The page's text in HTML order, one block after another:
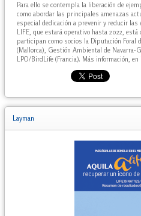
Para ello se contempla la liberación de
como abordar las principales amenazas
especial dedicación a prevenir y reducir las
LIFE, que estará operativo hasta 2022,
participan como socios la Diputación Foral
(Mallorca), Gestión Ambiental de Navarra-
LPO/BirdLife (Francia). Más información,
Layman